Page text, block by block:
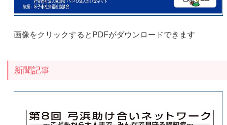
画像をクリックするとPDFがダウンロードできます
新聞記事